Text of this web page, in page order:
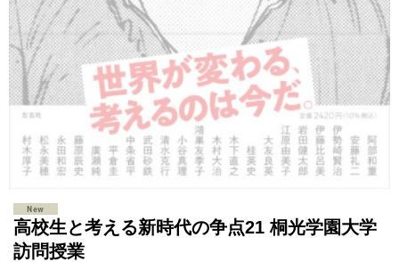
高校生と考える新時代の争点21 桐光学園大学
訪問授業